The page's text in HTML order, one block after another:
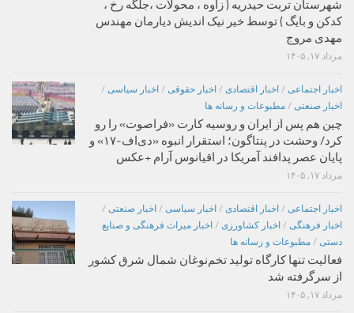
شهرستان تربت حیدریه ( زاوه ، محولات ،جلگه رخ ،
کدکن و بایگ ) توسط خیر نیک اندیش دیارمان مهندس
مهدی مروج
مرداد ۱۷, ۱۴۰۵
اخبار اجتماعی / اخبار اقتصادی / اخبار حقوقی / اخبار سیاسی /
اخبار صنعتی / مطبوعات و رسانه ها
چین هم پس از ایران و روسیه کارت «فراصوت» را رو
کرد/ وحشت در پنتاگون؛ استقرار انبوه «دی‌اف‑۱۷» و
پایان عصر پدافند آمریکا در اقیانوس آرام +عکس
مرداد ۱۷, ۱۴۰۵
اخبار اجتماعی / اخبار اقتصادی / اخبار سیاسی / اخبار صنعتی /
اخبار فرهنگی / اخبار کشاورزی / اخبار میراث فرهنگی و صنایع
دستی / مطبوعات و رسانه ها
فعالیت تنها کارگاه تولید تخم‌نوغان شمال شرق کشور
از سرگرفته شد
مرداد ۱۷, ۱۴۰۵